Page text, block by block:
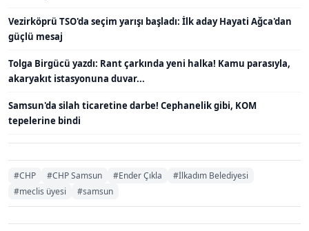
Vezirköprü TSO'da seçim yarışı başladı: İlk aday Hayati Ağca'dan
güçlü mesaj
Tolga Birgücü yazdı: Rant çarkında yeni halka! Kamu parasıyla,
akaryakıt istasyonuna duvar...
Samsun'da silah ticaretine darbe! Cephanelik gibi, KOM
tepelerine bindi
#CHP #CHP Samsun #Ender Çıkla
#İlkadım Belediyesi
#meclis üyesi
#samsun